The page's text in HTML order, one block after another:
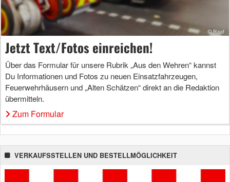
Jetzt Text/Fotos einreichen!
Über das Formular für unsere Rubrik „Aus den Wehren“ kannst
Du Informationen und Fotos zu neuen Einsatzfahrzeugen,
Feuerwehrhäusern und „Alten Schätzen“ direkt an die Redaktion
übermitteln.
Zum Formular
VERKAUFSSTELLEN UND BESTELLMÖGLICHKEIT